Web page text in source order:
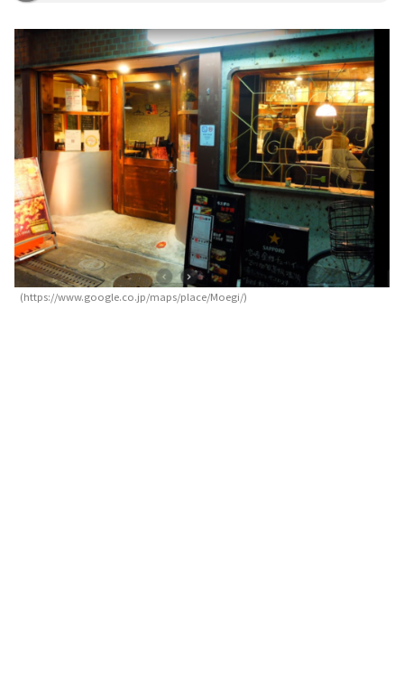
(https://www.google.co.jp/maps/place/Moegi/)